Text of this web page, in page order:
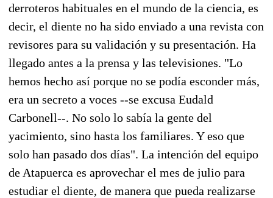
derroteros habituales en el mundo de la ciencia, es
decir, el diente no ha sido enviado a una revista con
revisores para su validación y su presentación. Ha
llegado antes a la prensa y las televisiones. "Lo
hemos hecho así porque no se podía esconder más,
era un secreto a voces --se excusa Eudald
Carbonell--. No solo lo sabía la gente del
yacimiento, sino hasta los familiares. Y eso que
solo han pasado dos días". La intención del equipo
de Atapuerca es aprovechar el mes de julio para
estudiar el diente, de manera que pueda realizarse